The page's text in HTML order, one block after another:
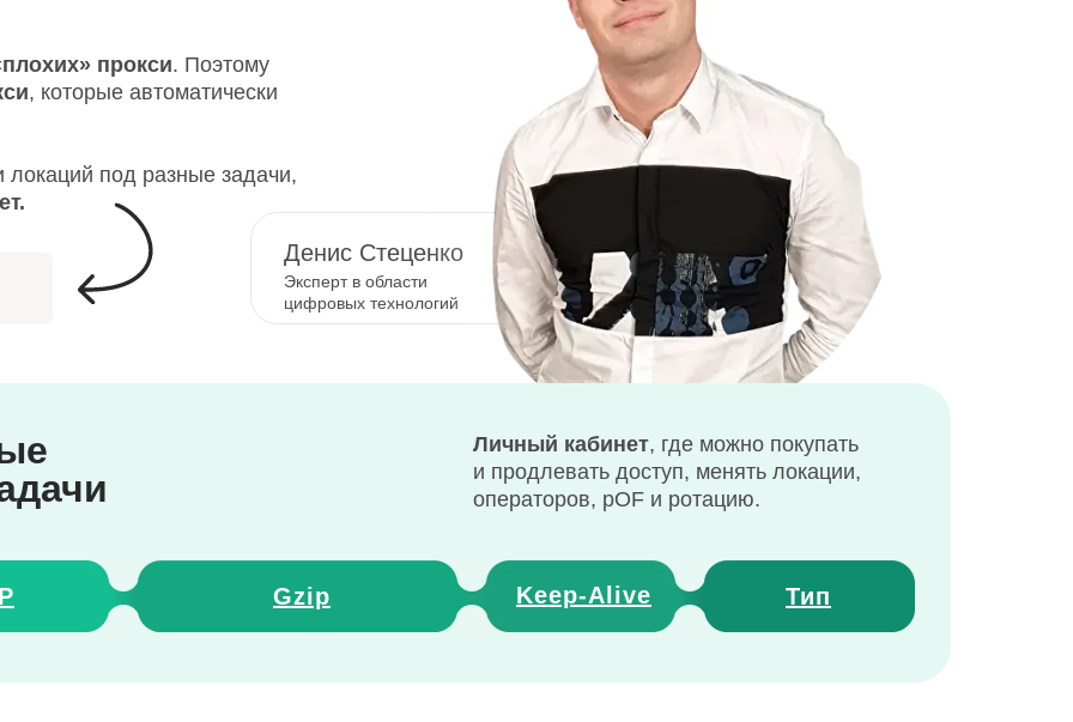
прокси. Поэтому
, которые автоматически
локаций под разные задачи,
Денис Стеценко
Эксперт в области
цифровых технологий
Личный кабинет, где можно покупать
и продлевать доступ, менять локации,
операторов, pOF и ротацию.
Gzip Keep-Alive Тип